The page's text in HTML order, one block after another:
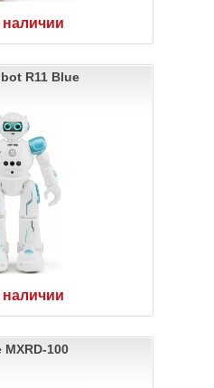
наличии
R11 Blue
наличии
MXRD-100